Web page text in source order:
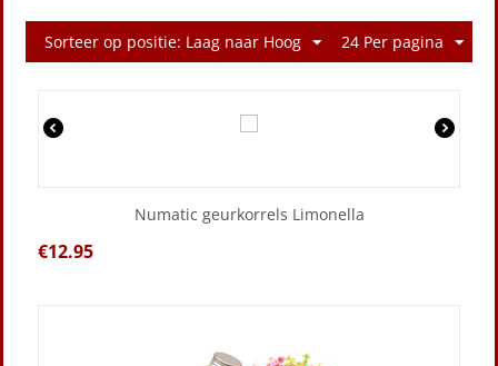
Sorteer op positie: Laag naar Hoog 24 Per pagina
Numatic geurkorrels Limonella
€12.95